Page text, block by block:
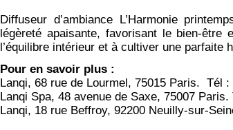
Diffuseur d’ambiance L’Harmonie
légèreté apaisante, favorisant le bien-être
l’équilibre intérieur et à cultiver une parfaite
Pour en savoir plus :
Lanqi, 68 rue de Lourmel, 75015 Paris. Tél :
Lanqi Spa, 48 avenue de Saxe, 75007
Lanqi, 18 rue Beffroy, 92200 Neuilly-sur-